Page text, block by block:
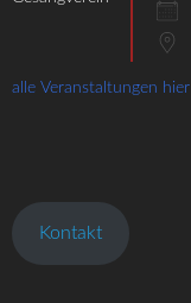
alle Veranstaltungen hier
Kontakt